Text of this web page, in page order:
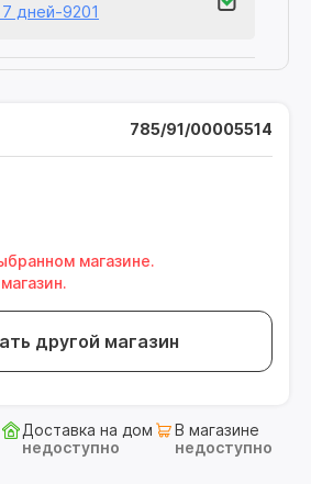
дней-9201
785/91/00005514
магазине.
другой магазин
Доставка на дом
недоступно
В магазине
недоступно